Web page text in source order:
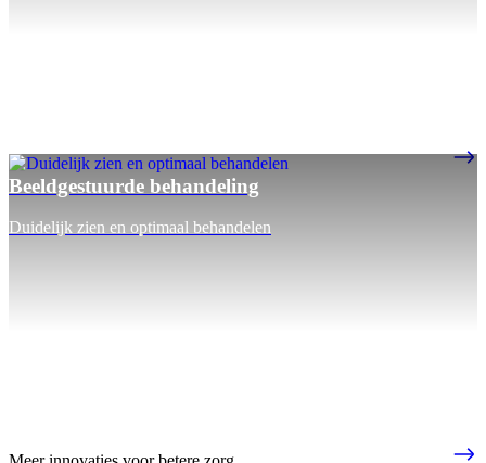
Beeldgestuurde behandeling
Duidelijk zien en optimaal behandelen